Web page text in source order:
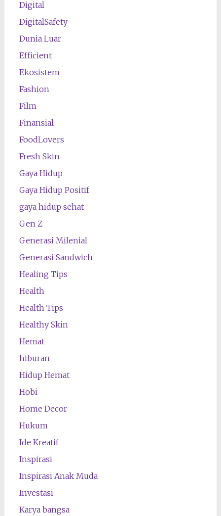
Digital
DigitalSafety
Dunia Luar
Efficient
Ekosistem
Fashion
Film
Finansial
FoodLovers
Fresh Skin
Gaya Hidup
Gaya Hidup Positif
gaya hidup sehat
Gen Z
Generasi Milenial
Generasi Sandwich
Healing Tips
Health
Health Tips
Healthy Skin
Hemat
hiburan
Hidup Hemat
Hobi
Home Decor
Hukum
Ide Kreatif
Inspirasi
Inspirasi Anak Muda
Investasi
Karya bangsa